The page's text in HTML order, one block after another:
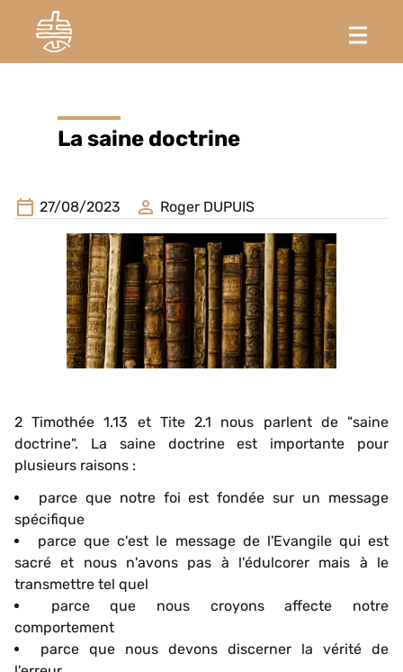
La saine doctrine
27/08/2023 Roger DUPUIS
2 Timothée 1.13 et Tite 2.1 nous parlent de "saine
doctrine". La saine doctrine est importante pour
plusieurs raisons :
parce que notre foi est fondée sur un message
spécifique
parce que c'est le message de l'Evangile qui est
sacré et nous n'avons pas à l'édulcorer mais à le
transmettre tel quel
parce que nous croyons affecte notre
comportement
parce que nous devons discerner la vérité de